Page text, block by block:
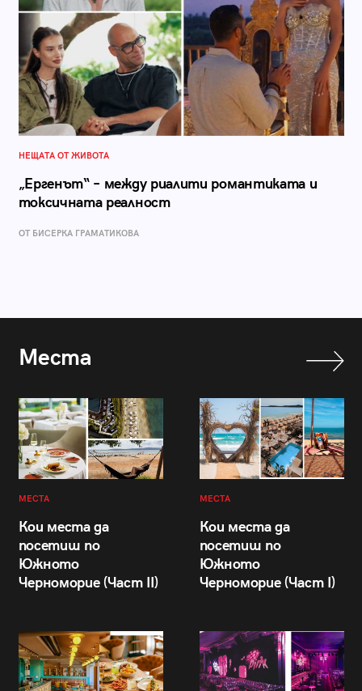
НЕЩАТА ОТ ЖИВОТА
„Ергенът“ – между риалити романтиката и
токсичната реалност
ОТ БИСЕРКА ГРАМАТИКОВА
Места
МЕСТА
Кои места да
посетиш по
Южното
Черноморие (Част II)
МЕСТА
Кои места да
посетиш по
Южното
Черноморие (Част I)